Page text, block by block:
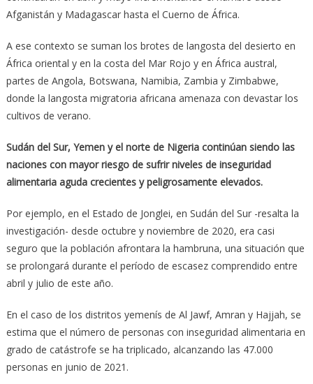
Afganistán y Madagascar hasta el Cuerno de África.
A ese contexto se suman los brotes de langosta del desierto en
África oriental y en la costa del Mar Rojo y en África austral,
partes de Angola, Botswana, Namibia, Zambia y Zimbabwe,
donde la langosta migratoria africana amenaza con devastar los
cultivos de verano.
Sudán del Sur, Yemen y el norte de Nigeria continúan siendo las
naciones con mayor riesgo de sufrir niveles de inseguridad
alimentaria aguda crecientes y peligrosamente elevados.
Por ejemplo, en el Estado de Jonglei, en Sudán del Sur -resalta la
investigación- desde octubre y noviembre de 2020, era casi
seguro que la población afrontara la hambruna, una situación que
se prolongará durante el período de escasez comprendido entre
abril y julio de este año.
En el caso de los distritos yemenís de Al Jawf, Amran y Hajjah, se
estima que el número de personas con inseguridad alimentaria en
grado de catástrofe se ha triplicado, alcanzando las 47.000
personas en junio de 2021.